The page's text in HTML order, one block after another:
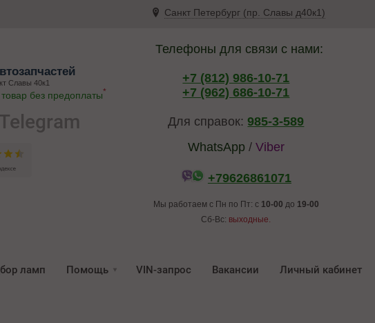
Санкт Петербург (пр. Славы д40к1)
Славы 40к1
без предоплаты*
Телефоны для связи с нами:
+7 (812) 986-10-71
+7 (962) 686-10-71
Для справок:985-3-589
WhatsApp / Viber
+79626861071
Мы работаем с Пн по Пт: с 10-00 до 19-00
Сб-Вс: выходные.
ламп Помощь VIN-запрос Вакансии Личный кабинет